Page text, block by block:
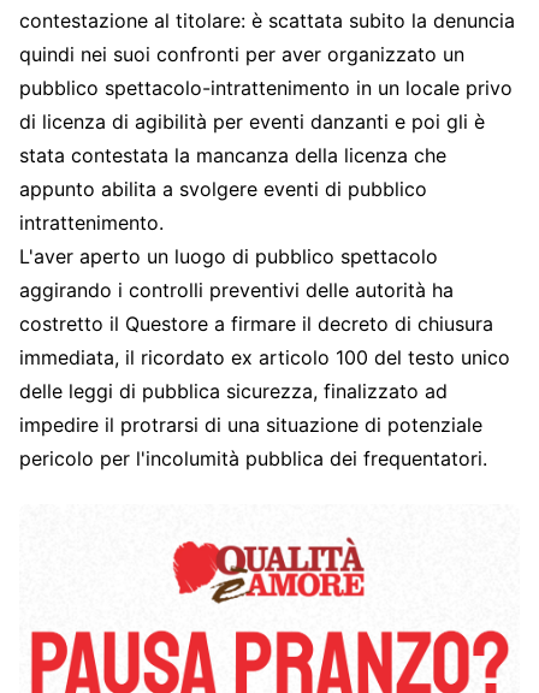
contestazione al titolare: è scattata subito la denuncia
quindi nei suoi confronti per aver organizzato un
pubblico spettacolo-intrattenimento in un locale privo
di licenza di agibilità per eventi danzanti e poi gli è
stata contestata la mancanza della licenza che
appunto abilita a svolgere eventi di pubblico
intrattenimento.
L'aver aperto un luogo di pubblico spettacolo
aggirando i controlli preventivi delle autorità ha
costretto il Questore a firmare il decreto di chiusura
immediata, il ricordato ex articolo 100 del testo unico
delle leggi di pubblica sicurezza, finalizzato ad
impedire il protrarsi di una situazione di potenziale
pericolo per l'incolumità pubblica dei frequentatori.